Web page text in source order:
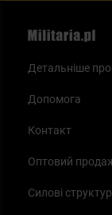
Детальніше
Допомога
Контакт
Оптовий
Силові